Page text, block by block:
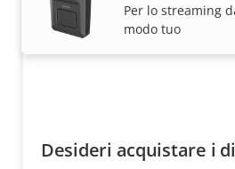
Per lo streaming
modo tuo
Desideri acquistare i